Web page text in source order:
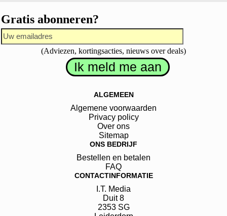
Gratis abonneren?
(Adviezen, kortingsacties, nieuws over deals)
ALGEMEEN
Algemene voorwaarden
Privacy policy
Over ons
Sitemap
ONS BEDRIJF
Bestellen en betalen
FAQ
CONTACTINFORMATIE
I.T. Media
Duit8
2353 SG